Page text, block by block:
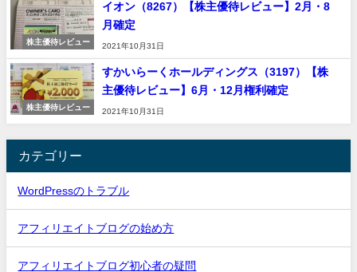
株主優待レビュー
イオン（8267）【株主優待レビュー】2月・8
月確定
2021年10月31日
株主優待レビュー
すかいらーくホールディングス（3197）【株
主優待レビュー】6月・12月権利確定
2021年10月31日
カテゴリー
WordPressのトラブル
アフィリエイトブログの始め方
アフィリエイトブログ初心者の疑問